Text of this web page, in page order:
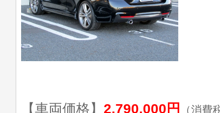
【車両価格】 2,790,000円 （消費